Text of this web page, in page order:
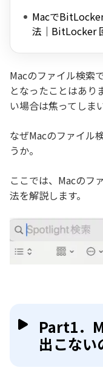
Macで
法｜BitLocker
Macのファイル検索
となったことはあり
い場合は焦ってしま
なぜMacのファイル
うか。
ここでは、Macのフ
法を解説します。
Part1．
出こない